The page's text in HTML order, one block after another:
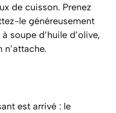
de cuisson. Prenez
le généreusement
soupe d’huile d’olive,
est arrivé : le